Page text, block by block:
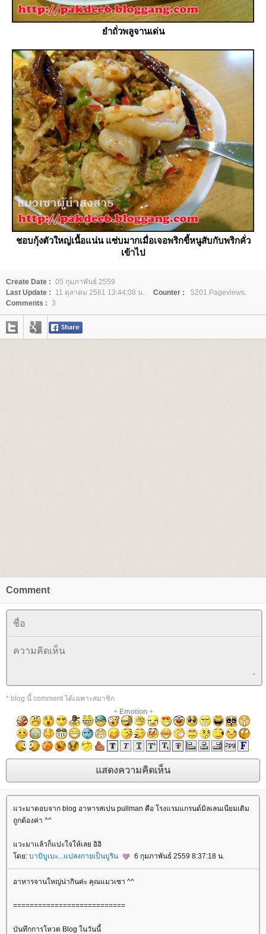
ำถั่วพลูจานเด่น
ชอบกุ้งตัวใหญ่เนื้อแน่น แซ่บมากเมื่อเจอพริกขี้หนูสับกับพริกคั่ว
เข้าไป
Create Date : 05 กุมภาพันธ์ 2559
Last Update :
11 ตุลาคม 2561 13:44:08 น. Counter :
5201 Pageviews.
Comments : 3
Comment
* blog นี้ comment ได้เฉพาะสมาชิก
+ Emotion+
วะมาตอบจาก blog อาหารสเปน pullman คือ โรงแรมแกรนด์มิลเลนเนียมเดิม
ถูกต้องค่า ^^
วะมาแล้วก็แปะใจให้เลย อิอิ
ดย: บาบิบูเบะ...แปลงกายเป็นบูริน 6 กุมภาพันธ์ 2559 8:37:18 น.
อาหารจานใหญ่น่ากินค่ะ คุณแมวเซา ^^
===========================
บันทึกการโหวต Blog ในวันนี้